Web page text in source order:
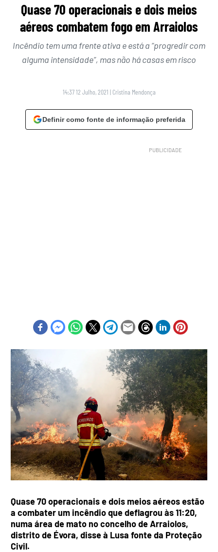
Quase 70 operacionais e dois meios
aéreos combatem fogo em Arraiolos
Incêndio tem uma frente ativa e está a “progredir com
alguma intensidade”, mas não há casas em risco
14:37 12 Julho, 2021 | Cristina Mendonça
Definir como fonte de informação preferida
Quase 70 operacionais e dois meios aéreos estão
a combater um incêndio que deflagrou às 11:20,
numa área de mato no concelho de Arraiolos,
distrito de Évora, disse à Lusa fonte da Proteção
Civil.